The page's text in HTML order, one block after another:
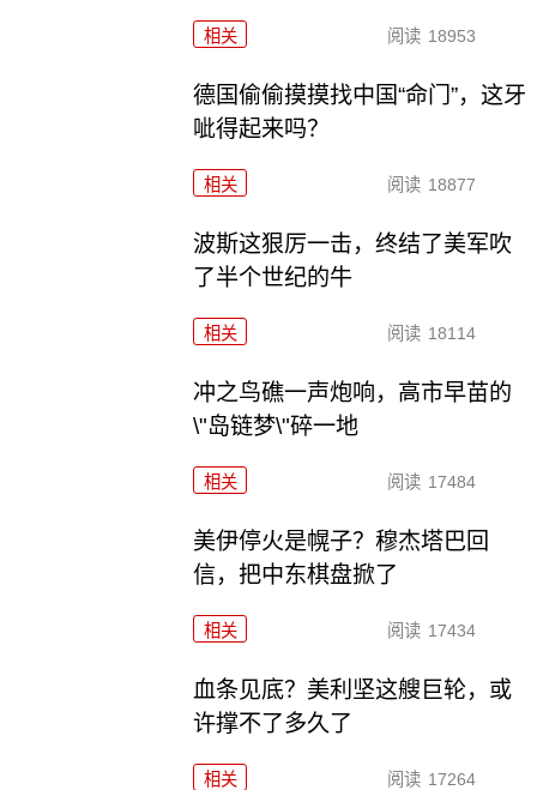
相关 阅读 18953
德国偷偷摸摸找中国“命门”，这牙
呲得起来吗？
相关 阅读 18877
波斯这狠厉一击，终结了美军吹
了半个世纪的牛
相关 阅读 18114
冲之鸟礁一声炮响，高市早苗的
\"岛链梦\"碎一地
相关 阅读 17484
美伊停火是幌子？穆杰塔巴回
信，把中东棋盘掀了
相关 阅读 17434
血条见底？美利坚这艘巨轮，或
许撑不了多久了
相关 阅读 17264